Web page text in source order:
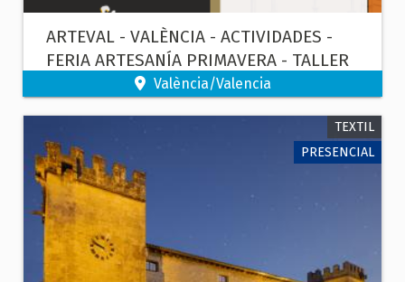
ARTEVAL - VALÈNCIA - ACTIVIDADES -
FERIA ARTESANÍA PRIMAVERA - TALLER
DE TARACEA Y MARQUETERÍA
València/Valencia
TEXTIL
PRESENCIAL